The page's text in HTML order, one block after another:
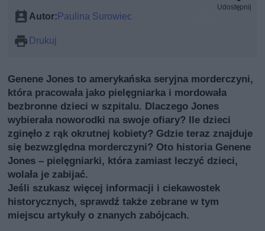
Autor:Paulina Surowiec
Drukuj
Udostępnij
Genene Jones to amerykańska seryjna morderczyni,
która pracowała jako pielęgniarka i mordowała
bezbronne dzieci w szpitalu. Dlaczego Jones
wybierała noworodki na swoje ofiary? Ile dzieci
zginęło z rąk okrutnej kobiety? Gdzie teraz znajduje
się bezwzględna morderczyni? Oto historia Genene
Jones – pielęgniarki, która zamiast leczyć dzieci,
wolała je zabijać.
Jeśli szukasz więcej informacji i ciekawostek
historycznych, sprawdź także zebrane w tym
miejscu artykuły o znanych zabójcach.